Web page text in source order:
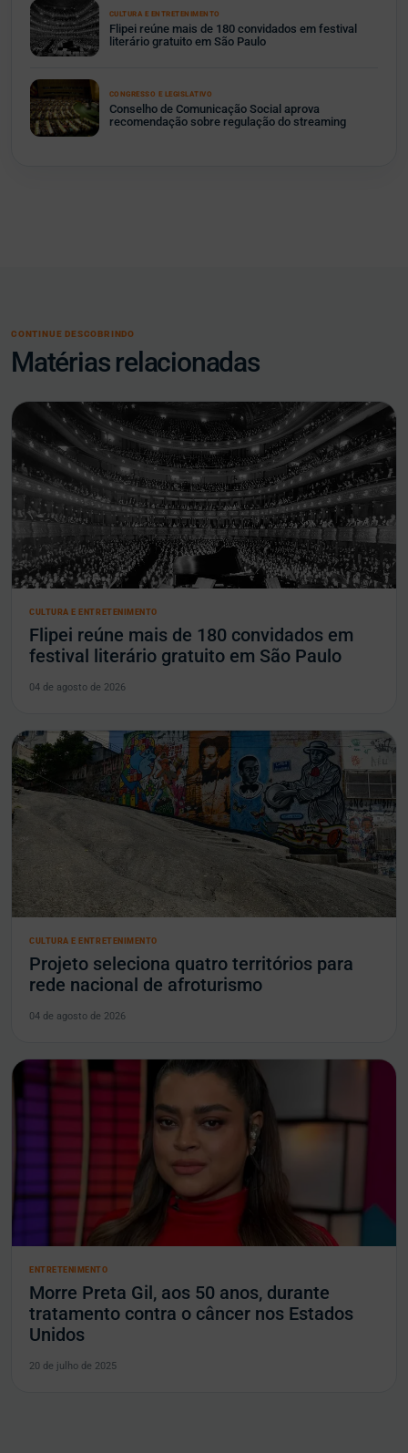
CULTURA E ENTRETENIMENTO
Flipei reúne mais de 180 convidados em festival
literário gratuito em São Paulo
CONGRESSO E LEGISLATIVO
Conselho de Comunicação Social aprova
recomendação sobre regulação do streaming
CONTINUE DESCOBRINDO
Matérias relacionadas
CULTURA E ENTRETENIMENTO
Flipei reúne mais de 180 convidados em
festival literário gratuito em São Paulo
04 de agosto de 2026
CULTURA E ENTRETENIMENTO
Projeto seleciona quatro territórios para
rede nacional de afroturismo
04 de agosto de 2026
ENTRETENIMENTO
Morre Preta Gil, aos 50 anos, durante
tratamento contra o câncer nos Estados
Unidos
20 de julho de 2025